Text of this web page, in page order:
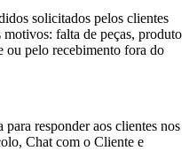
solicitados pelos clientes
falta de peças, produto
ou pelo recebimento fora do
responder aos clientes nos
Chat com o Cliente e